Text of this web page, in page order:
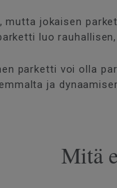
jokaisen
luo
parketti voi olla
ja
Mitä